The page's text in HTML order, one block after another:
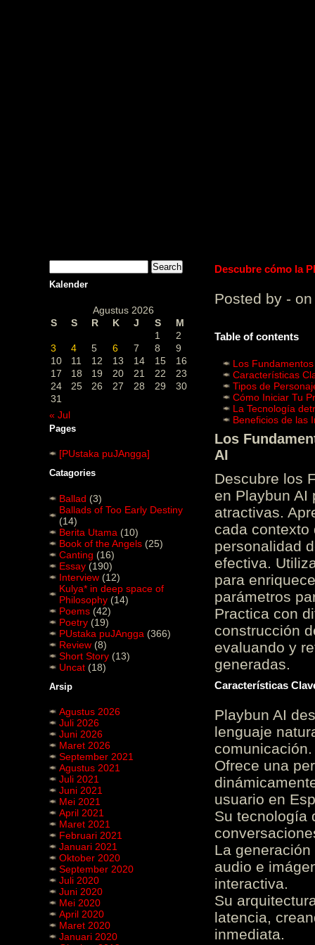
Kalender
Agustus 2026
S
S R K J S
M
1
2
3
4 5 6 7 8
9
10
11 12 13 14 15
16
17
18 19 20 21 22
23
24
25 26 27 28 29
30
31
« Jul
Pages
[PUstaka puJAngga]
Catagories
Ballad (3)
Ballads of Too Early Destiny
(14)
Berita Utama (10)
Book of the Angels (25)
Canting (16)
Essay (190)
Interview (12)
Kulya* in deep space of
Philosophy (14)
Poems (42)
Poetry (19)
PUstaka puJAngga (366)
Review (8)
Short Story (13)
Uncat (18)
Arsip
Agustus 2026
Juli 2026
Juni 2026
Maret 2026
September 2021
Agustus 2021
Juli 2021
Juni 2021
Mei 2021
April 2021
Maret 2021
Februari 2021
Januari 2021
Oktober 2020
September 2020
Juli 2020
Juni 2020
Mei 2020
April 2020
Maret 2020
Januari 2020
Descubre cómo la
Posted by - on
Table of contents
Los
Características
Tipos de
Cómo Iniciar Tu
La Tecnología
Beneficios de las
Los
AI
Descubre los
en Playbun AI
atractivas.
cada contexto
personalidad
efectiva.
para
parámetros
Practica con
construcción
evaluando y
generadas.
Características
Playbun AI
lenguaje
comunicación.
Ofrece una
usuario en
Su tecnología
La
audio e
interactiva.
Su
latencia,
inmediata.